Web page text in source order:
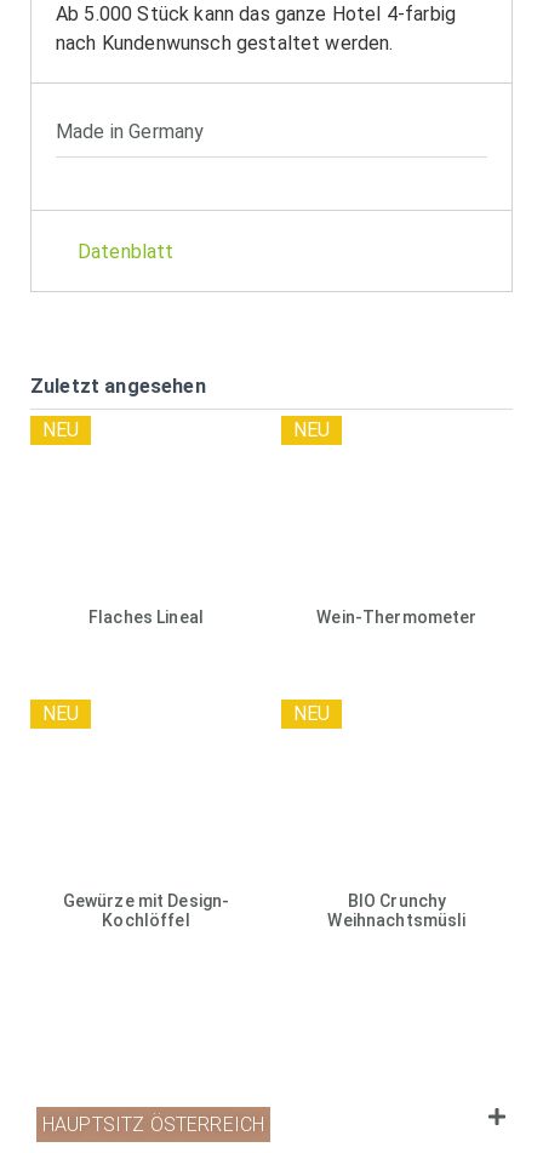
Ab 5.000 Stück kann das ganze Hotel 4-farbig
nach Kundenwunsch gestaltet werden.
Made in Germany
Datenblatt
Zuletzt angesehen
Flaches Lineal
NEU
Wein-Thermometer
NEU
Gewürze mit Design-
Kochlöffel
NEU
BIO Crunchy
Weihnachtsmüsli
NEU
HAUPTSITZ ÖSTERREICH